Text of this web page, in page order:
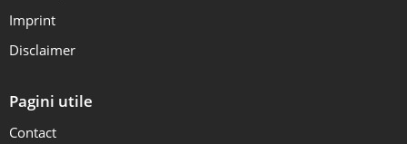
Imprint
Disclaimer
Pagini utile
Contact